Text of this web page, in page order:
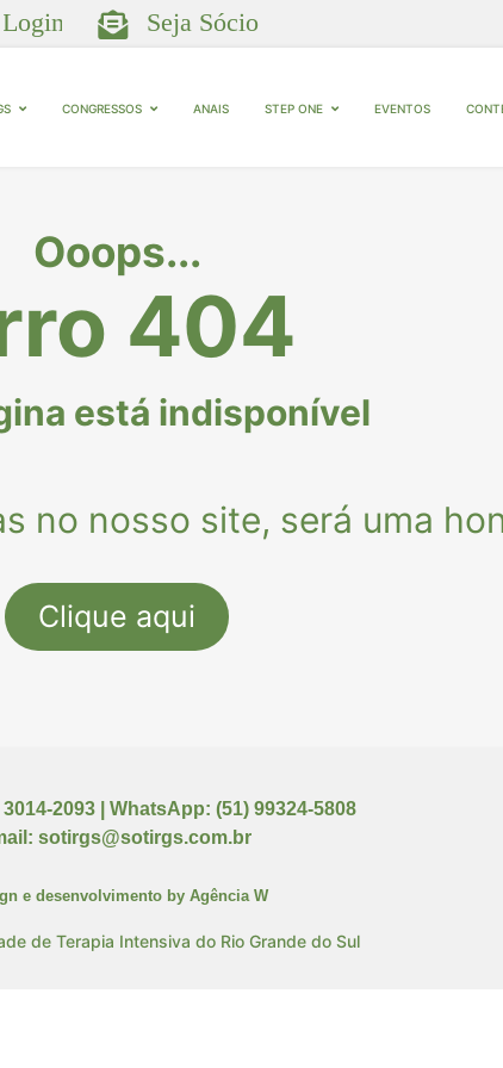
Login Seja Sócio
Congressos Anais Step One EVENTOS
Ooops...
404
está indisponível
no nosso site, será uma
Clique aqui
2093 | WhatsApp: (51) 99324-5808
sotirgs@sotirgs.com.br
e desenvolvimento by Agência W
de Terapia Intensiva do Rio Grande do Sul